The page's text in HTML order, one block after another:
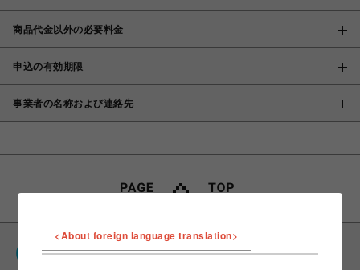
商品代金以外の必要料金
申込の有効期限
事業者の名称および連絡先
<About foreign language translation>